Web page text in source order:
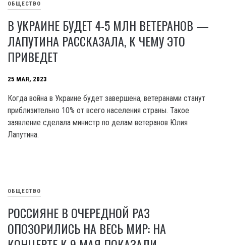
ОБЩЕСТВО
В УКРАИНЕ БУДЕТ 4-5 МЛН ВЕТЕРАНОВ —
ЛАПУТИНА РАССКАЗАЛА, К ЧЕМУ ЭТО
ПРИВЕДЕТ
25 МАЯ, 2023
Когда война в Украине будет завершена, ветеранами станут
приблизительно 10% от всего населения страны. Такое
заявление сделала министр по делам ветеранов Юлия
Лапутина.
ОБЩЕСТВО
РОССИЯНЕ В ОЧЕРЕДНОЙ РАЗ
ОПОЗОРИЛИСЬ НА ВЕСЬ МИР: НА